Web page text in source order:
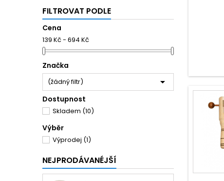
FILTROVAT PODLE
Cena
139 Kč - 694 Kč
Značka
(žádný filtr) 
Dostupnost
Skladem (10)
Výběr
Výprodej (1)
NEJPRODÁVANÉJŠÍ